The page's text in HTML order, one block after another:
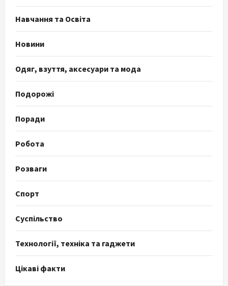
Навчання та Освіта
Новини
Одяг, взуття, аксесуари та мода
Подорожі
Поради
Робота
Розваги
Спорт
Суспільство
Технології, техніка та гаджети
Цікаві факти